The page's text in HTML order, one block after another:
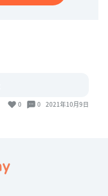
0 0 2021年10月9日